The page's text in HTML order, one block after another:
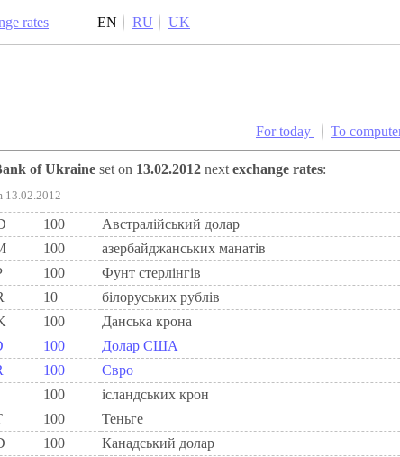
rates EN RU UK
For today To
of Ukraine set on 13.02.2012 next exchange rates:
13.02.2012
100 Австралійський долар
100 азербайджанських манатів
100 Фунт стерлінгів
10 білоруських рублів
100 Данська крона
100 Долар США
100 Євро
100 ісландських крон
100 Теньге
100 Канадський долар